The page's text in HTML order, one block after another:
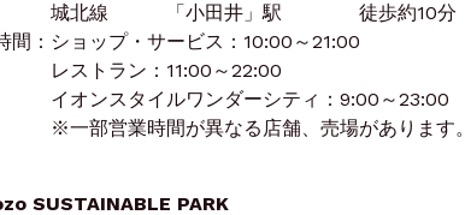
線 「小田井」駅 徒歩約10分
間：ショップ・サービス：10:00～21:00
トラン：11:00～22:00
ンスタイルワンダーシティ：9:00～23:00
営業時間が異なる店舗、売場があります。
SUSTAINABLE PARK